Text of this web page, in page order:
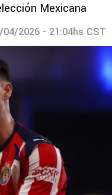
Mexicana
04/2026 - 21:04hs CST